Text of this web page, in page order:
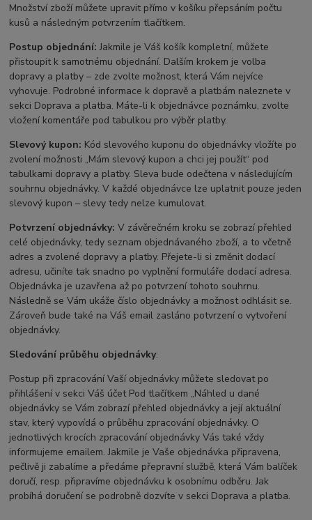
Množství zboží můžete upravit přímo v košíku přepsáním počtu
kusů a následným potvrzením tlačítkem.
Postup objednání: Jakmile je Váš košík kompletní, můžete
přistoupit k samotnému objednání. Dalším krokem je volba
dopravy a platby – zde zvolte možnost, která Vám nejvíce
vyhovuje. Podrobné informace k dopravě a platbám naleznete v
sekci Doprava a platba. Máte-li k objednávce poznámku, zvolte
vložení komentáře pod tabulkou pro výběr platby.
Slevový kupon: Kód slevového kuponu do objednávky vložíte po
zvolení možnosti „Mám slevový kupon a chci jej použít“ pod
tabulkami dopravy a platby. Sleva bude odečtena v následujícím
souhrnu objednávky. V každé objednávce lze uplatnit pouze jeden
slevový kupon – slevy tedy nelze kumulovat.
Potvrzení objednávky: V závěrečném kroku se zobrazí přehled
celé objednávky, tedy seznam objednávaného zboží, a to včetně
adres a zvolené dopravy a platby. Přejete-li si změnit dodací
adresu, učiníte tak snadno po vyplnění formuláře dodací adresa.
Objednávka je uzavřena až po potvrzení tohoto souhrnu.
Následně se Vám ukáže číslo objednávky a možnost odhlásit se.
Zároveň bude také na Váš email zasláno potvrzení o vytvoření
objednávky.
Sledování průběhu objednávky:
Postup při zpracování Vaší objednávky můžete sledovat po
přihlášení v sekci Váš účet Pod tlačítkem „Náhled u dané
objednávky se Vám zobrazí přehled objednávky a její aktuální
stav, který vypovídá o průběhu zpracování objednávky. O
jednotlivých krocích zpracování objednávky Vás také vždy
informujeme emailem. Jakmile je Vaše objednávka připravena,
pečlivě ji zabalíme a předáme přepravní službě, která Vám balíček
doručí, resp. připravíme objednávku k osobnímu odběru. Jak
probíhá doručení se podrobně dozvíte v sekci Doprava a platba.